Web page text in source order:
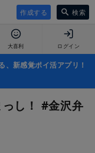
作成する 検索
大喜利 ログイン
新感覚ポイ活アプリ！
し！ #金沢弁